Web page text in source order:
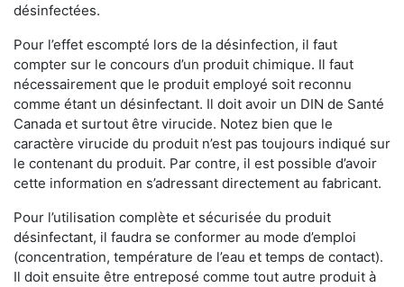
désinfectées.
Pour l’effet escompté lors de la désinfection, il faut
compter sur le concours d’un produit chimique. Il faut
nécessairement que le produit employé soit reconnu
comme étant un désinfectant. Il doit avoir un DIN de Santé
Canada et surtout être virucide. Notez bien que le
caractère virucide du produit n’est pas toujours indiqué sur
le contenant du produit. Par contre, il est possible d’avoir
cette information en s’adressant directement au fabricant.
Pour l’utilisation complète et sécurisée du produit
désinfectant, il faudra se conformer au mode d’emploi
(concentration, température de l’eau et temps de contact).
Il doit ensuite être entreposé comme tout autre produit à